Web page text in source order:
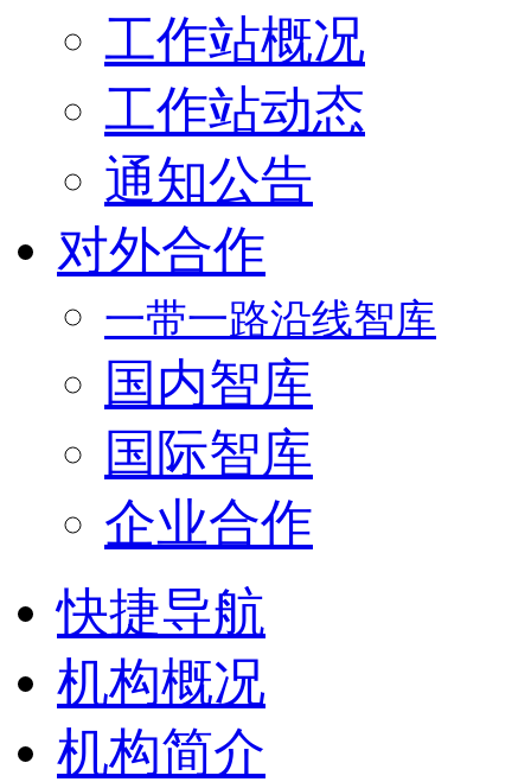
工作站概况
工作站动态
通知公告
对外合作
一带一路沿线智库
国内智库
国际智库
企业合作
快捷导航
机构概况
机构简介